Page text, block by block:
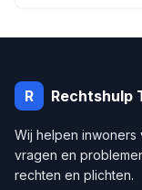
R Rechtshulp
Wij helpen inwoners
vragen en
rechten en plichten.